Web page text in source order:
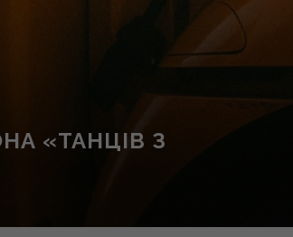
«ТАНЦІВ З